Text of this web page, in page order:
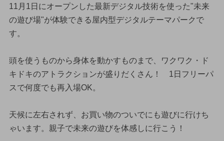
11月1日にオープンした最新デジタル技術を使った"未来
の遊び場"が体験できる屋内型デジタルテーマパークで
す。
頭を使うものから身体を動かすものまで、ワクワク・ド
キドキのアトラクションが盛りだくさん！ 1日フリーパ
スで何度でも再入場OK。
天候に左右されず、お買い物のついでにも遊びに行けち
ゃいます。親子で未来の遊びを体感しに行こう！